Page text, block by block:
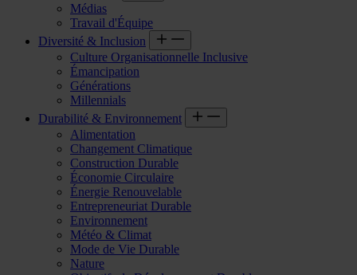
Médias
Travail d'Équipe
Diversité & Inclusion
Culture Organisationnelle Inclusive
Émancipation
Générations
Millennials
Durabilité & Environnement
Alimentation
Changement Climatique
Construction Durable
Économie Circulaire
Énergie Renouvelable
Entrepreneuriat Durable
Environnement
Météo & Climat
Mode de Vie Durable
Nature